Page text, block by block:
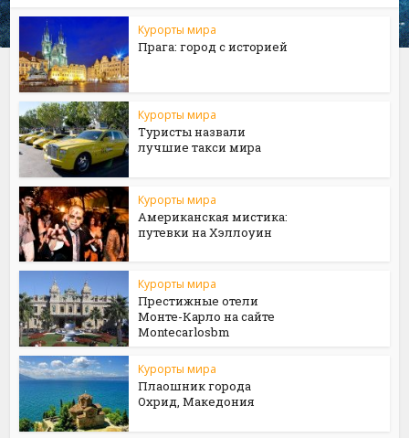
Курорты мира
Прага: город с историей
Курорты мира
Туристы назвали
лучшие такси мира
Курорты мира
Американская мистика:
путевки на Хэллоуин
Курорты мира
Престижные отели
Монте-Карло на сайте
Мontecarlosbm
Курорты мира
Плаошник города
Охрид, Македония